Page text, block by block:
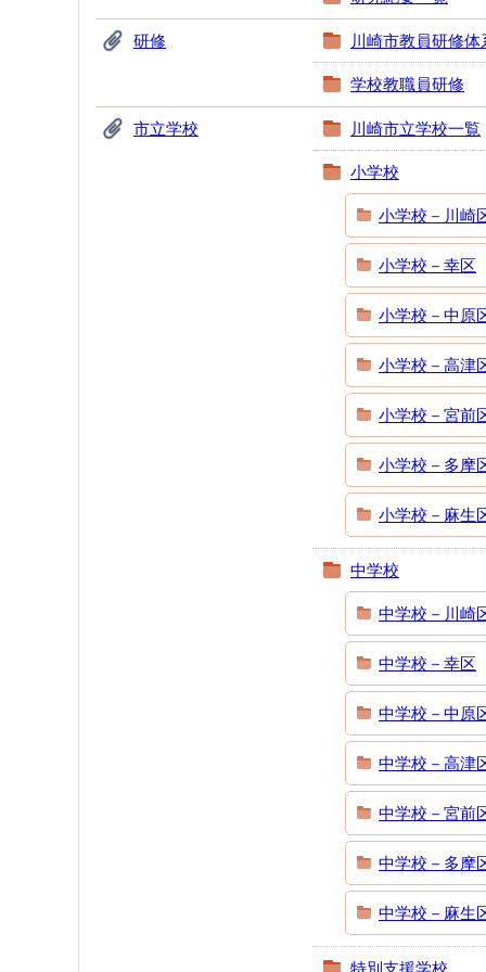
研修 川崎市教員研修体
学校教職員研修
市立学校 川崎市立学校一覧
小学校
小学校－川崎
小学校－幸区
小学校－中原
小学校－高津
小学校－宮前
小学校－多摩
小学校－麻生
中学校
中学校－川崎
中学校－幸区
中学校－中原
中学校－高津
中学校－宮前
中学校－多摩
中学校－麻生
特別支援学校